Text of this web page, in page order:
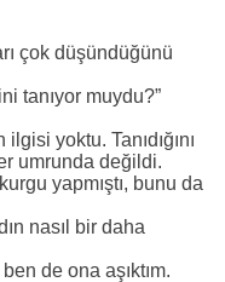
çok düşündüğünü
tanıyor muydu?”
yoktu. Tanıdığını
umrunda değildi.
yapmıştı, bunu da
nasıl bir daha
de ona aşıktım.